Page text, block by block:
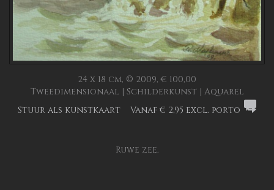
24 x 18 cm, © 2009, € 100,00
Tweedimensionaal | Schilderkunst | Aquarel
Stuur als kunstkaart Vanaf € 2,95 excl. porto
Ruwe zee.